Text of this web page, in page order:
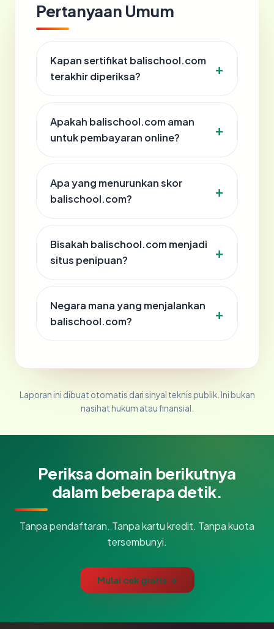
Pertanyaan Umum
Kapan sertifikat balischool.com
terakhir diperiksa?
Apakah balischool.com aman
untuk pembayaran online?
Apa yang menurunkan skor
balischool.com?
Bisakah balischool.com menjadi
situs penipuan?
Negara mana yang menjalankan
balischool.com?
Laporan ini dibuat otomatis dari sinyal teknis publik. Ini bukan
nasihat hukum atau finansial.
Periksa domain berikutnya
dalam beberapa detik.
Tanpa pendaftaran. Tanpa kartu kredit. Tanpa kuota
tersembunyi.
Mulai cek gratis →